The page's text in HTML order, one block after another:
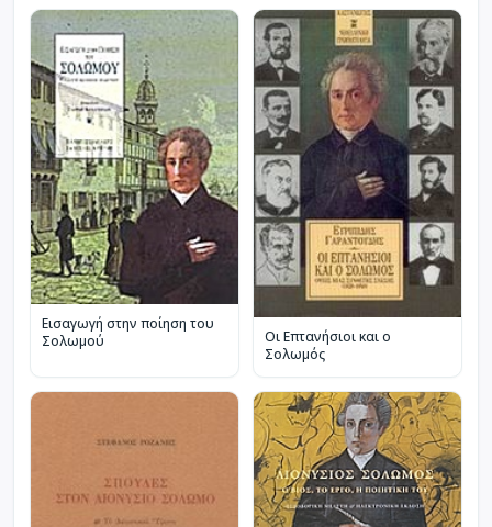
Εισαγωγή στην ποίηση του
Σολωμού
Οι Επτανήσιοι και ο
Σολωμός